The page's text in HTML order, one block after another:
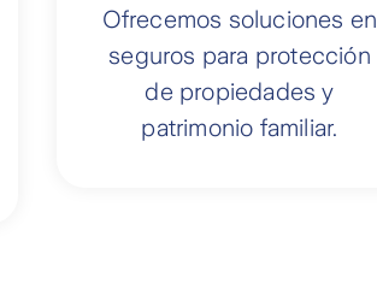
Ofrecemos soluciones en
seguros para protección
de propiedades y
patrimonio familiar.